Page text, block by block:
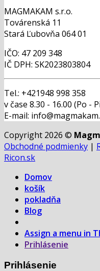
MAGMAKAM s.r.o.
Továrenská 11
Stará Ľubovňa 064 01
IČO: 47 209 348
IČ DPH: SK2023803804
Tel.: +421948 998 358
v čase 8.30 - 16.00 (Po -
E-mail:
Copyright 2026 ©
Obchodné podmienky |
Ricon.sk
Domov
košík
pokladňa
Blog
Assign a menu in
Prihlásenie
Prihlásenie